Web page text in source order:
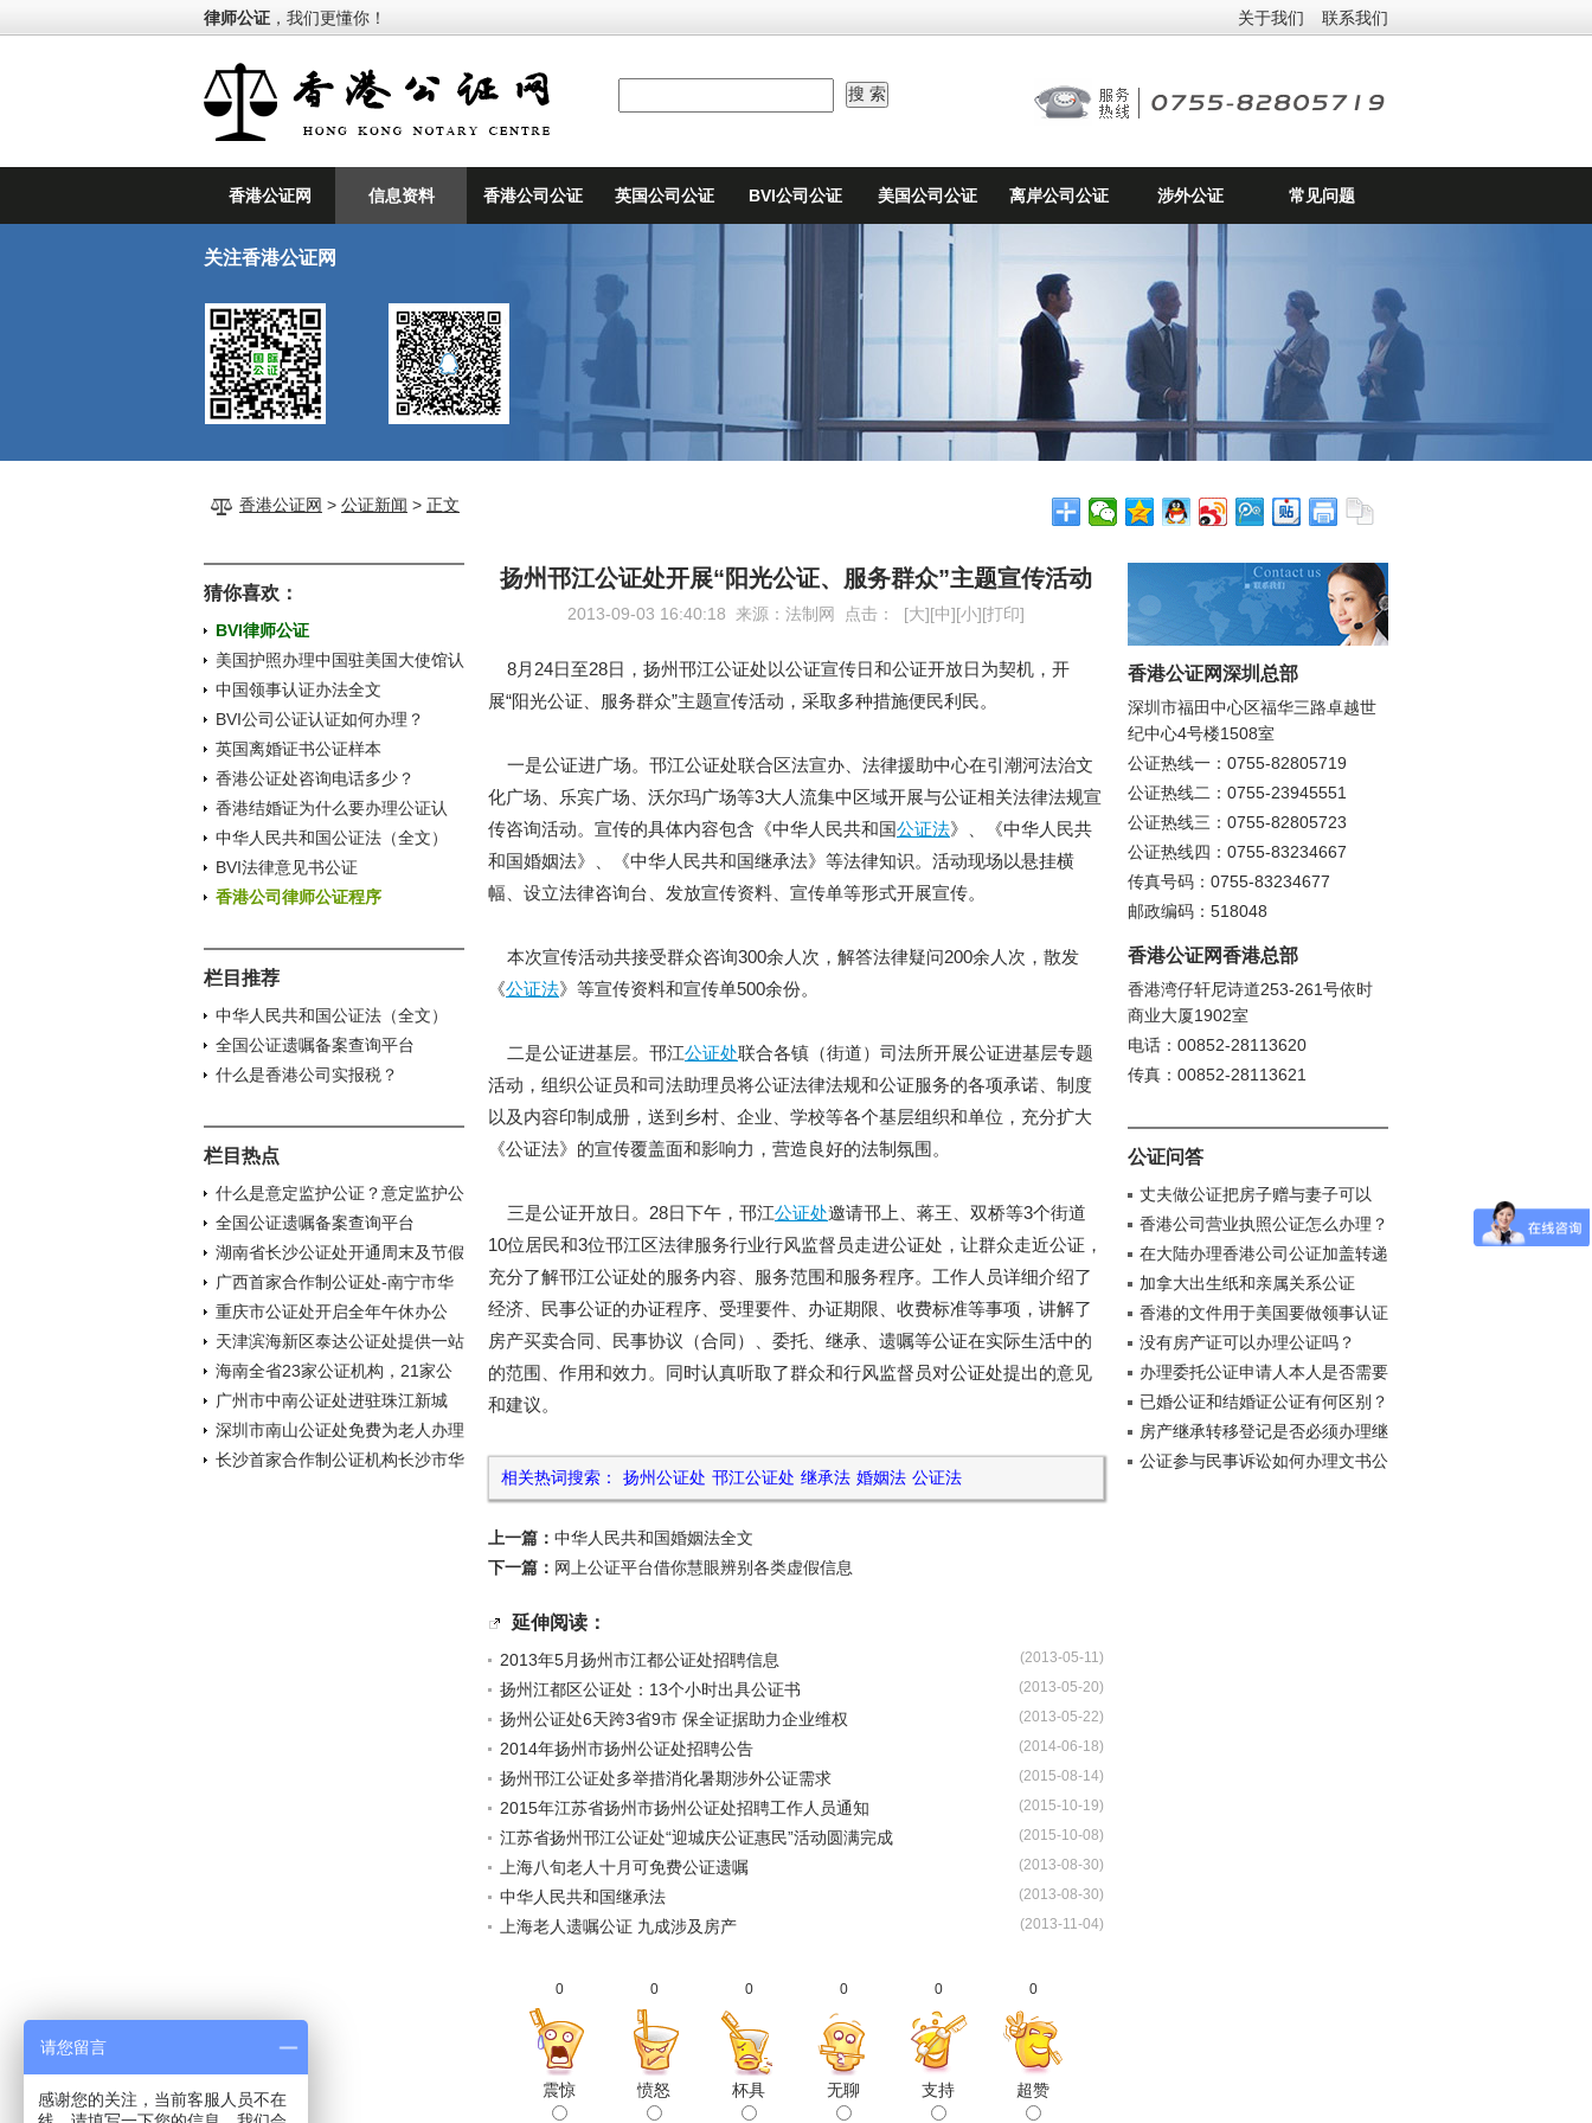
律师公证 ，我们更懂你！ 关于我们 联系我们
香港公证网 信息资料 香港公司公证 英国公司公证 BVI公司公证 美国公司公证 离岸公司公证 涉外公证 常见问题
关注香港公证网
香港公证网 > 公证新闻 > 正文
猜你喜欢：
BVI律师公证
美国护照办理中国驻美国大使馆认
证
中国领事认证办法全文
BVI公司公证认证如何办理？
英国离婚证书公证样本
香港公证处咨询电话多少？
香港结婚证为什么要办理公证认
证？
中华人民共和国公证法（全文）
BVI法律意见书公证
香港公司律师公证程序
栏目推荐
中华人民共和国公证法（全文）
全国公证遗嘱备案查询平台
什么是香港公司实报税？
栏目热点
什么是意定监护公证？意定监护公
证与遗嘱公证有什么不同
全国公证遗嘱备案查询平台
湖南省长沙公证处开通周末及节假
日预约办证服务
广西首家合作制公证处-南宁市华
强公证处揭牌
重庆市公证处开启全年午休办公
天津滨海新区泰达公证处提供一站
式服务
海南全省23家公证机构，21家公
证处可办理涉外公证业务
广州市中南公证处进驻珠江新城
深圳市南山公证处免费为老人办理
遗嘱公证
长沙首家合作制公证机构长沙市华
扬州邗江公证处开展“阳光公证、服务群众”主题宣传活动
2013-09-03 16:40:18 来源：法制网 点击： [大][中][小][打印]
8月24日至28日，扬州邗江公证处以公证宣传日和公证开放日为契机，开
展“阳光公证、服务群众”主题宣传活动，采取多种措施便民利民。
一是公证进广场。邗江公证处联合区法宣办、法律援助中心在引潮河法治文
化广场、乐宾广场、沃尔玛广场等3大人流集中区域开展与公证相关法律法规宣
传咨询活动。宣传的具体内容包含《中华人民共和国公证法》、《中华人民共
和国婚姻法》、《中华人民共和国继承法》等法律知识。活动现场以悬挂横
幅、设立法律咨询台、发放宣传资料、宣传单等形式开展宣传。
本次宣传活动共接受群众咨询300余人次，解答法律疑问200余人次，散发
《公证法》等宣传资料和宣传单500余份。
二是公证进基层。邗江公证处联合各镇（街道）司法所开展公证进基层专题
活动，组织公证员和司法助理员将公证法律法规和公证服务的各项承诺、制度
以及内容印制成册，送到乡村、企业、学校等各个基层组织和单位，充分扩大
《公证法》的宣传覆盖面和影响力，营造良好的法制氛围。
三是公证开放日。28日下午，邗江公证处邀请邗上、蒋王、双桥等3个街道
10位居民和3位邗江区法律服务行业行风监督员走进公证处，让群众走近公证，
充分了解邗江公证处的服务内容、服务范围和服务程序。工作人员详细介绍了
经济、民事公证的办证程序、受理要件、办证期限、收费标准等事项，讲解了
房产买卖合同、民事协议（合同）、委托、继承、遗嘱等公证在实际生活中的
的范围、作用和效力。同时认真听取了群众和行风监督员对公证处提出的意见
和建议。
相关热词搜索： 扬州公证处 邗江公证处 继承法 婚姻法 公证法
上一篇： 中华人民共和国婚姻法全文
下一篇： 网上公证平台借你慧眼辨别各类虚假信息
延伸阅读：
(2013-05-11)
2013年5月扬州市江都公证处招聘信息
(2013-05-20)
扬州江都区公证处：13个小时出具公证书
(2013-05-22)
扬州公证处6天跨3省9市 保全证据助力企业维权
(2014-06-18)
2014年扬州市扬州公证处招聘公告
(2015-08-14)
扬州邗江公证处多举措消化暑期涉外公证需求
(2015-10-19)
2015年江苏省扬州市扬州公证处招聘工作人员通知
(2015-10-08)
江苏省扬州邗江公证处“迎城庆公证惠民”活动圆满完成
(2013-08-30)
上海八旬老人十月可免费公证遗嘱
(2013-08-30)
中华人民共和国继承法
(2013-11-04)
上海老人遗嘱公证 九成涉及房产
0
震惊
0
愤怒
0
杯具
0
无聊
0
支持
0
超赞
香港公证网深圳总部
深圳市福田中心区福华三路卓越世
纪中心4号楼1508室
公证热线一：0755-82805719
公证热线二：0755-23945551
公证热线三：0755-82805723
公证热线四：0755-83234667
传真号码：0755-83234677
邮政编码：518048
香港公证网香港总部
香港湾仔轩尼诗道253-261号依时
商业大厦1902室
电话：00852-28113620
传真：00852-28113621
公证问答
丈夫做公证把房子赠与妻子可以
吗？
香港公司营业执照公证怎么办理？
在大陆办理香港公司公证加盖转递
章要多久？
加拿大出生纸和亲属关系公证
香港的文件用于美国要做领事认证
吗？
没有房产证可以办理公证吗？
办理委托公证申请人本人是否需要
到场
已婚公证和结婚证公证有何区别？
房产继承转移登记是否必须办理继
承公证
公证参与民事诉讼如何办理文书公
请您留言
感谢您的关注，当前客服人员不在